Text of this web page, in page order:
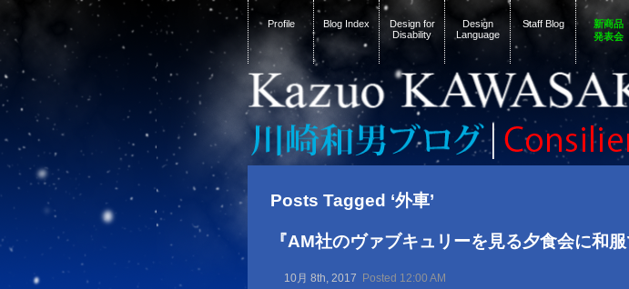
Profile Blog Index
Design for
Disability
Design
Language
Staff Blog
新商品
発表会
Posts Tagged ‘外車’
『AM社のヴァブキュリーを見る夕食会に和服
10月 8th, 2017 Posted 12:00 AM